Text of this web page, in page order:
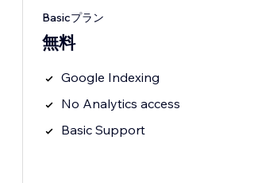
Basicプラン
無料
Google Indexing
No Analytics access
Basic Support